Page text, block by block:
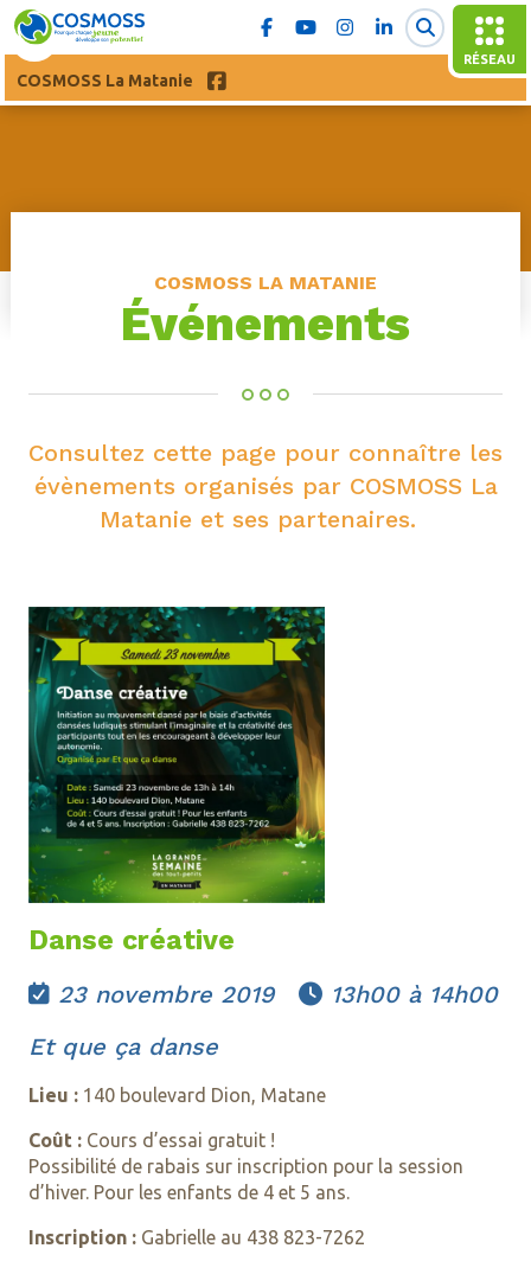
RÉSEAU
COSMOSS La Matanie
COSMOSS LA MATANIE
Événements
Consultez cette page pour connaître les
évènements organisés par COSMOSS La
Matanie et ses partenaires.
Danse créative
 23 novembre 2019 13h00 à 14h00
Et que ça danse
Lieu :140 boulevard Dion, Matane
Coût :Cours d’essai gratuit !
Possibilité de rabais sur inscription pour la session
d’hiver. Pour les enfants de 4 et 5 ans.
Inscription : Gabrielle au 438 823-7262